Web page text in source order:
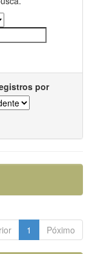
por
1 Póximo